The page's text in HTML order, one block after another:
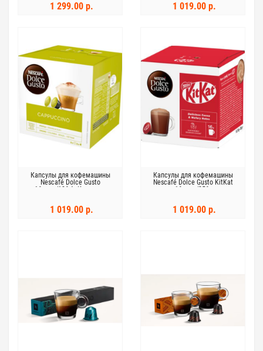
1 299.00 р. 1 019.00 р.
Капсулы для кофемашины
Nescafé Dolce Gusto
16капс/186,4г Капучино
1 019.00 р.
Капсулы для кофемашины
Nescafé Dolce Gusto KitKat
16капс/256г
1 019.00 р.